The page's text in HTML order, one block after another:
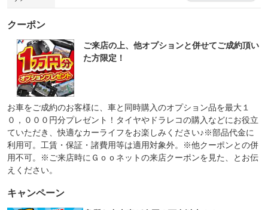
クーポン
ご来店の上、他オプションと併せてご成約頂い
た方限定！
お車をご成約のお客様に、車と同時購入のオプション品を最大１
０，０００円分プレゼント！タイヤやドラレコの購入などにお役立
ていただき、快適なカーライフをお楽しみください♪※部品代金に
利用可。工賃・保証・諸費用等は適用対象外。※他クーポンとの併
用不可。※ご来店時にＧｏｏネットの来店クーポンを見た、とお伝
えください。
キャンペーン